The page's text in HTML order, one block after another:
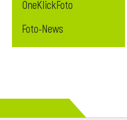
OneKlickFoto
Foto-News